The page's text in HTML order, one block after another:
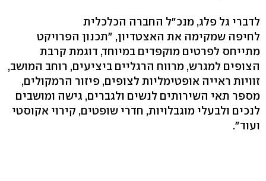
לדברי גל פלג, מנכ"ל החברה הכלכלית
לחיפה שמקימה את האצטדיון, "תכנון הפרויקט
מתייחס לפרטים מוקפדים במיוחד, דוגמת קרבת
הצופים למגרש, מרווח הרגליים ביציעים, רוחב המושב,
זוויות ראייה אופטימליות לצופים, פיזור הרמקולים,
מספר תאי השירותים לנשים ולגברים, גישה ומושבים
לנכים ולבעלי מוגבלויות, חדרי שופטים, קירוי אקוסטי
ועוד".